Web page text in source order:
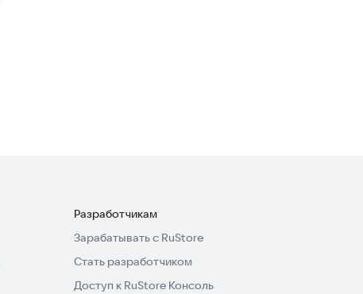
Разработчикам
Зарабатывать с RuStore
Стать разработчиком
Доступ к RuStore Консоль